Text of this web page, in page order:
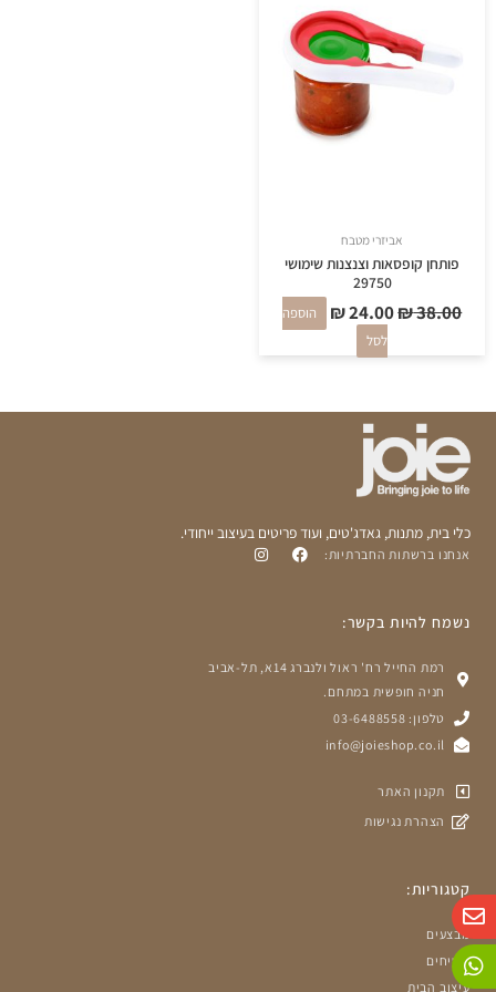
אביזרי מטבח
פותחן קופסאות וצנצנות שימושי
29750
₪38.00
היה:
₪ 38.00.
₪24.00
הוא:
₪ 24.00.
הוספה
לסל
כלי בית, מתנות, גאדג'טים, ועוד פריטים בעיצוב ייחודי.
אנחנו ברשתות החברתיות:
נשמח להיות בקשר:
רמת החייל רח' ראול ולנברג 14א, תל-אביב
חניה חופשית במתחם.
טלפון: 03-6488558
info@joieshop.co.il
תקנון האתר
הצהרת נגישות
קטגוריות:
מבצעים
שטיחים
עיצוב הבית
E
n
v
e
W
h
a
t
P
h
o
n